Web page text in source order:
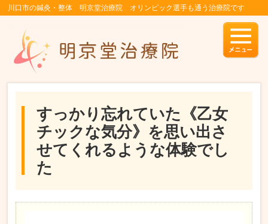
川口市の鍼灸・整体 明京堂治療院 オリンピック選手も通う治療院です
すっかり忘れていた《乙女
チックな気分》を思い出さ
せてくれるような体験でし
た